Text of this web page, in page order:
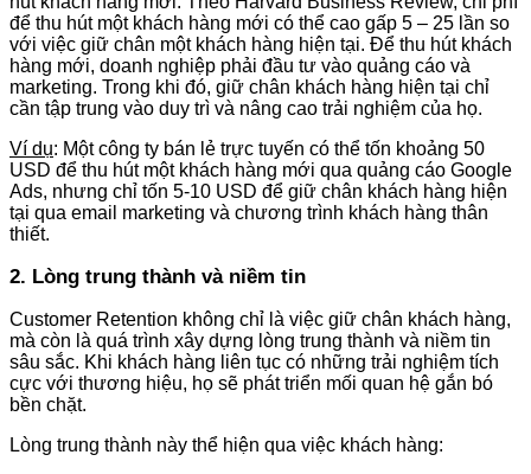
để thu hút một khách hàng mới có thể cao gấp 5 – 25 lần so
với việc giữ chân một khách hàng hiện tại. Để thu hút khách
hàng mới, doanh nghiệp phải đầu tư vào quảng cáo và
marketing. Trong khi đó, giữ chân khách hàng hiện tại chỉ
cần tập trung vào duy trì và nâng cao trải nghiệm của họ​.
Ví dụ: Một công ty bán lẻ trực tuyến có thể tốn khoảng 50
USD để thu hút một khách hàng mới qua quảng cáo Google
Ads, nhưng chỉ tốn 5-10 USD để giữ chân khách hàng hiện
tại qua email marketing và chương trình khách hàng thân
thiết.
2. Lòng trung thành và niềm tin
Customer Retention không chỉ là việc giữ chân khách hàng,
mà còn là quá trình xây dựng lòng trung thành và niềm tin
sâu sắc. Khi khách hàng liên tục có những trải nghiệm tích
cực với thương hiệu, họ sẽ phát triển mối quan hệ gắn bó
bền chặt.
Lòng trung thành này thể hiện qua việc khách hàng: